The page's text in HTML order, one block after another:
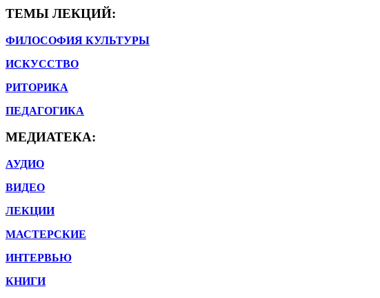
ТЕМЫ ЛЕКЦИЙ:
ФИЛОСОФИЯ КУЛЬТУРЫ
ИСКУССТВО
РИТОРИКА
ПЕДАГОГИКА
МЕДИАТЕКА:
АУДИО
ВИДЕО
ЛЕКЦИИ
МАСТЕРСКИЕ
ИНТЕРВЬЮ
КНИГИ